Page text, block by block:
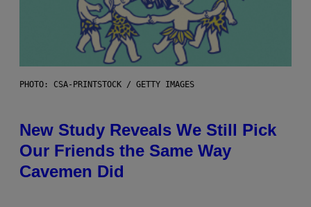
PHOTO: CSA-PRINTSTOCK / GETTY IMAGES
New Study Reveals We Still Pick
Our Friends the Same Way
Cavemen Did